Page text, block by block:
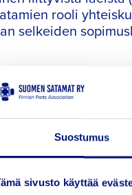
Suostumus
sivusto käyttää
rooli
selkeiden
(1 §):
että valtio
solmiessaan
kuten Nato-
toimivat
poikkeukselliset